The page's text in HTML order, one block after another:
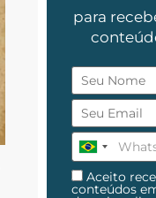
para
Aceito
conteúdos